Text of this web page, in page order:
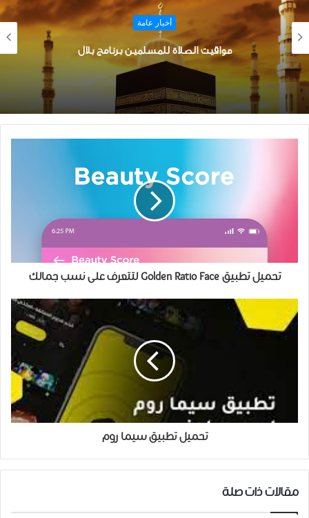
أخبار الايفون وجميع منتجيات Apple
تحميل تطبيق قناة الرابعة
تحميل تطبيق Golden Ratio Face لتتعرف على نسب جمالك
تحميل تطبيق سيما روم
مقالات ذات صلة